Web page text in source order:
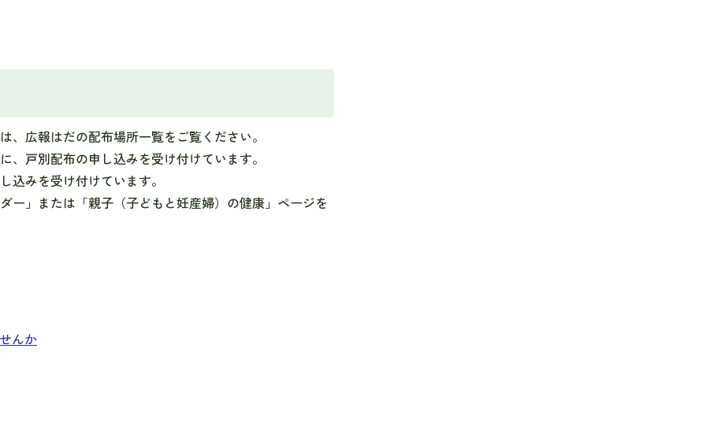
、広報はだの配布場所一覧をご覧ください。
、戸別配布の申し込みを受け付けています。
込みを受け付けています。
ー」または「親子（子どもと妊産婦）の健康」ページを
んか